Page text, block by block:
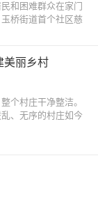
和困难群众在家门
桥街道首个社区慈
美丽乡村
个村庄干净整洁。
、无序的村庄如今